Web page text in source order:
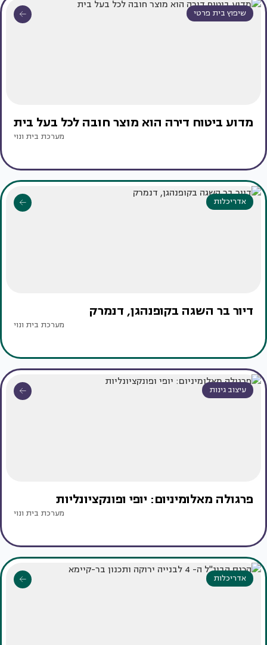
שיפוץ בית פרטי
מדוע ביטוח דירה הוא מוצר חובה לכל בעל בית
מערכת בית ונוי
אדריכלות
דיור בר השגה בקופנהגן, דנמרק
מערכת בית ונוי
עיצוב גינות
פרגולה מאלומיניום: יופי ופונקציונליות
מערכת בית ונוי
אדריכלות